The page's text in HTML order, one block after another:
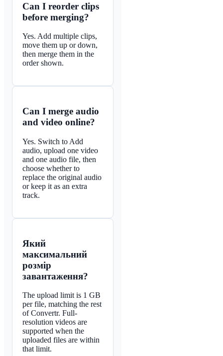
Can I reorder clips
before merging?
Yes. Add multiple clips,
move them up or down,
then merge them in the
order shown.
Can I merge audio
and video online?
Yes. Switch to Add
audio, upload one video
and one audio file, then
choose whether to
replace the original audio
or keep it as an extra
track.
Який
максимальний
розмір
завантаження?
The upload limit is 1 GB
per file, matching the rest
of Convertr. Full-
resolution videos are
supported when the
uploaded files are within
that limit.